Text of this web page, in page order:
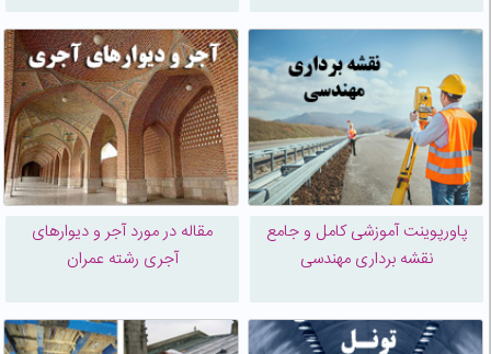
پاورپوینت آموزشی کامل و جامع
نقشه برداری مهندسی
مقاله در مورد آجر و دیوارهای
آجری رشته عمران